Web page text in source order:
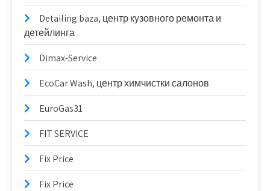
Detailing baza, центр кузовного ремонта и
детейлинга
Dimax-Service
EcoCar Wash, центр химчистки салонов
EuroGas31
FIT SERVICE
Fix Price
Fix Price